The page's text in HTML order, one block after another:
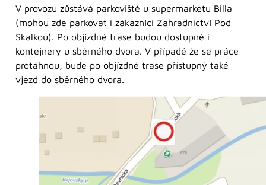
V provozu zůstává parkoviště u supermarketu Billa
(mohou zde parkovat i zákazníci Zahradnictví Pod
Skalkou). Po objízdné trase budou dostupné i
kontejnery u sběrného dvora. V případě že se práce
protáhnou, bude po objízdné trase přístupný také
vjezd do sběrného dvora.